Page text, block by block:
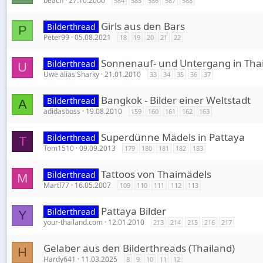
P Bilderthread Girls aus den Bars
Peter99 05.08.2021 18 19 20 21 22
U Bilderthread Sonnenauf- und Untergang in
Uwe alias Sharky 21.01.2010 33 34 35 36 37
A Bilderthread Bangkok - Bilder einer Weltstadt
adidasboss 19.08.2010 159 160 161 162 163
T Bilderthread Superdünne Mädels in Pattaya
Tom1510 09.09.2013 179 180 181 182 183
M Bilderthread Tattoos von Thaimädels
Martl77 16.05.2007 109 110 111 112 113
Y Bilderthread Pattaya Bilder
your-thailand.com 12.01.2010 213 214 215 216 217
H Gelaber aus den Bilderthreads (Thailand)
Hardy641 11.03.2025 8 9 10 11 12